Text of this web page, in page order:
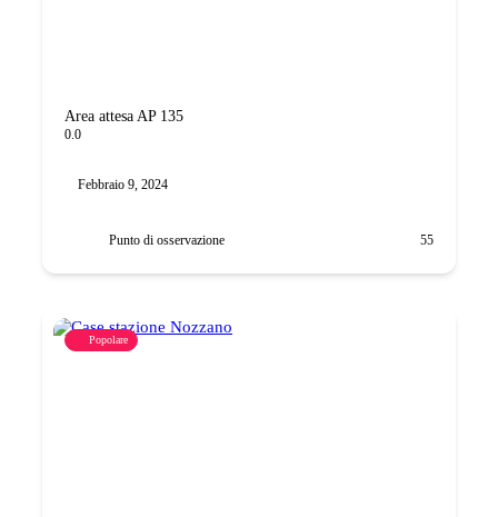
Area attesa AP 135
0.0
Febbraio 9, 2024
Punto di osservazione 55
Popolare